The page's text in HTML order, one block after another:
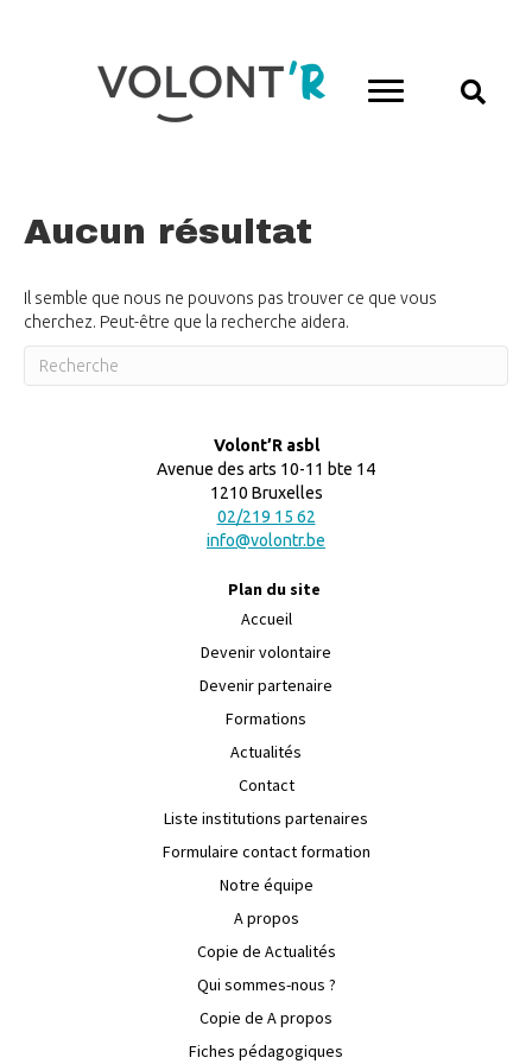
Aucun résultat
Il semble que nous ne pouvons pas trouver ce que vous
cherchez. Peut-être que la recherche aidera.
Volont’R asbl
Avenue des arts 10-11 bte 14
1210 Bruxelles
02/219 15 62
info@volontr.be
Plan du site
Accueil
Devenir volontaire
Devenir partenaire
Formations
Actualités
Contact
Liste institutions partenaires
Formulaire contact formation
Notre équipe
A propos
Copie de Actualités
Qui sommes-nous ?
Copie de A propos
Fiches pédagogiques